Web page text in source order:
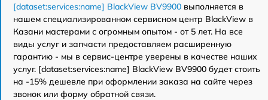
[dataset:services:name] BlackView BV9900 выполняется в
нашем специализированном сервисном центр BlackView в
Казани мастерами с огромным опытом - от 5 лет. На все
виды услуг и запчасти предоставляем расширенную
гарантию - мы в сервис-центре уверены в качестве наших
услуг. [dataset:services:name] BlackView BV9900 будет стоить
на -15% дешевле при оформлении заказа на сайте через
звонок или форму обратной связи.